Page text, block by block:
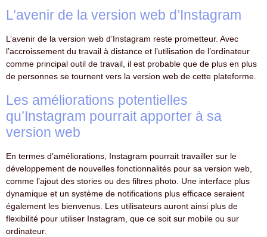
L’avenir de la version web d’Instagram
L’avenir de la version web d’Instagram reste prometteur. Avec
l’accroissement du travail à distance et l’utilisation de l’ordinateur
comme principal outil de travail, il est probable que de plus en plus
de personnes se tournent vers la version web de cette plateforme.
Les améliorations potentielles
qu’Instagram pourrait apporter à sa
version web
En termes d’améliorations, Instagram pourrait travailler sur le
développement de nouvelles fonctionnalités pour sa version web,
comme l’ajout des stories ou des filtres photo. Une interface plus
dynamique et un système de notifications plus efficace seraient
également les bienvenus. Les utilisateurs auront ainsi plus de
flexibilité pour utiliser Instagram, que ce soit sur mobile ou sur
ordinateur.